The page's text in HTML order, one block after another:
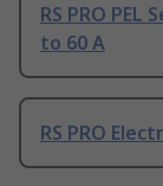
RS PRO PEL
to 60 A
RS PRO